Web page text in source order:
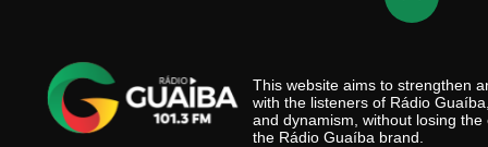
This website aims to strengthen
with the listeners of Rádio
and dynamism, without losing
the Rádio Guaíba brand.